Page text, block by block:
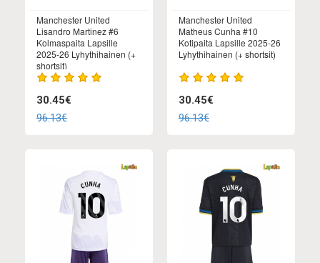
Manchester United
Lisandro Martinez #6
Kolmaspaita Lapsille
2025-26 Lyhythihainen (+
shortsit)
30.45€
96.13€
Manchester United
Matheus Cunha #10
Kotipaita Lapsille 2025-26
Lyhythihainen (+ shortsit)
30.45€
96.13€